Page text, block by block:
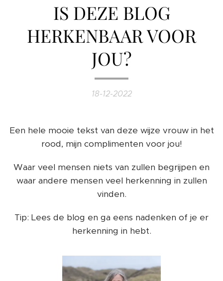
IS DEZE BLOG
HERKENBAAR VOOR
JOU?
18-12-2022
Een hele mooie tekst van deze wijze vrouw in het
rood, mijn complimenten voor jou!
Waar veel mensen niets van zullen begrijpen en
waar andere mensen veel herkenning in zullen
vinden.
Tip: Lees de blog en ga eens nadenken of je er
herkenning in hebt.